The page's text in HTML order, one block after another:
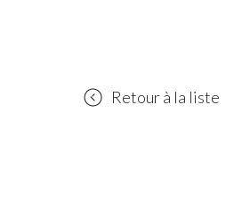
Retour à la liste